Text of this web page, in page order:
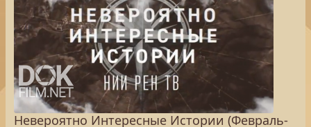
Невероятно Интересные Истории (Февраль-